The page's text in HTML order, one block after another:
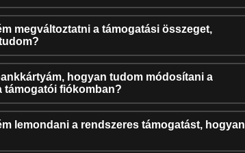
megváltoztatni a támogatási összeget,
hogyan tudom módosítani a
támogatói fiókomban?
lemondani a rendszeres támogatást, hogyan